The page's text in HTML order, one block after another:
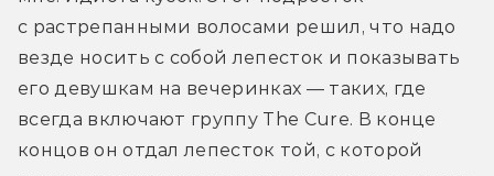
с растрепанными волосами решил, что надо
везде носить с собой лепесток и показывать
его девушкам на вечеринках — таких, где
всегда включают группу The Cure. В конце
концов он отдал лепесток той, с которой